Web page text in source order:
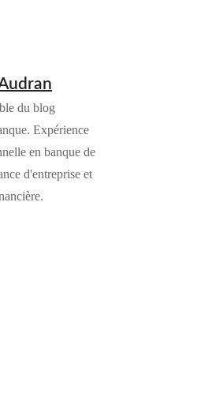
du blog
Expérience
en banque de
d'entreprise et